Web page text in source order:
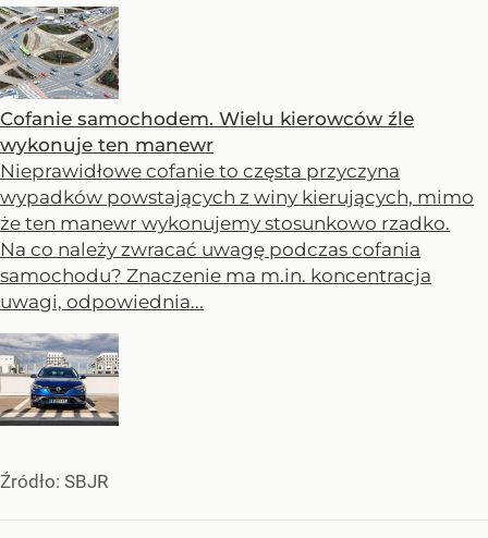
Cofanie samochodem. Wielu kierowców źle
wykonuje ten manewr
Nieprawidłowe cofanie to częsta przyczyna
wypadków powstających z winy kierujących, mimo
że ten manewr wykonujemy stosunkowo rzadko.
Na co należy zwracać uwagę podczas cofania
samochodu? Znaczenie ma m.in. koncentracja
uwagi, odpowiednia...
Źródło: SBJR